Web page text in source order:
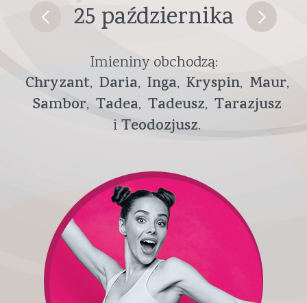
25 października
Imieniny obchodzą:
Chryzant Daria Inga Kryspin Maur
Sambor Tadea Tadeusz Tarazjusz
Teodozjusz